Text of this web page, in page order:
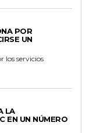
POR
UN
los servicios
LA
EN UN NÚMERO